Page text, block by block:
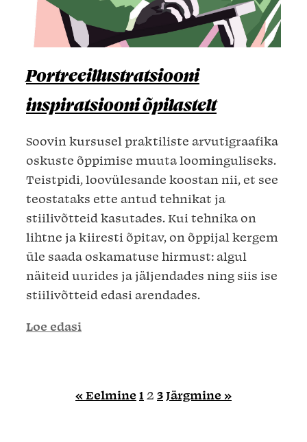
Portreeillustratsiooni
inspiratsiooni õpilastelt
Soovin kursusel praktiliste arvutigraafika
oskuste õppimise muuta loominguliseks.
Teistpidi, loovülesande koostan nii, et see
teostataks ette antud tehnikat ja
stiilivõtteid kasutades. Kui tehnika on
lihtne ja kiiresti õpitav, on õppijal kergem
üle saada oskamatuse hirmust: algul
näiteid uurides ja jäljendades ning siis ise
stiilivõtteid edasi arendades.
Loe edasi
« Eelmine1 2 3Järgmine »